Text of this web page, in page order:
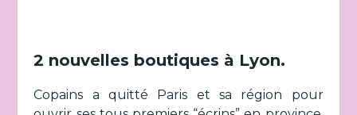
2 nouvelles boutiques à Lyon.
Copains a quitté Paris et sa région pour